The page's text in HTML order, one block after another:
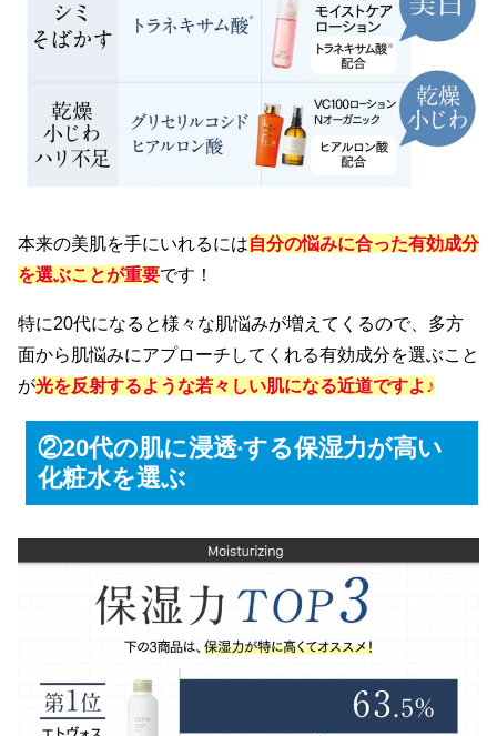
本来の美肌を手にいれるには自分の悩みに合った有効成分
を選ぶことが重要です！
特に20代になると様々な肌悩みが増えてくるので、多方
面から肌悩みにアプローチしてくれる有効成分を選ぶこと
が光を反射するような若々しい肌になる近道ですよ♪
②20代の肌に浸透*する保湿力が高い
化粧水を選ぶ